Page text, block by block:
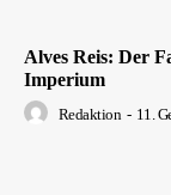
Alves Reis: Der
Imperium
Redaktion - 11.